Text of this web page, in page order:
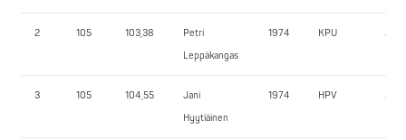
2 105 103,38
Petri
Leppäkangas
1974 KPU
3 105 104,55
Jani
Hyytiäinen
1974 HPV